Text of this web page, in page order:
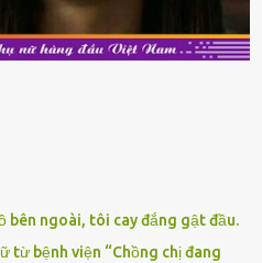
trái cȃy gọt sẵn ᵭược bày trong
ta chỉ cần mua vḕ và sử dụng
bên ngoài, tôi cay đắng gật đầu.
từ bệnh viện “Chồng chị đang